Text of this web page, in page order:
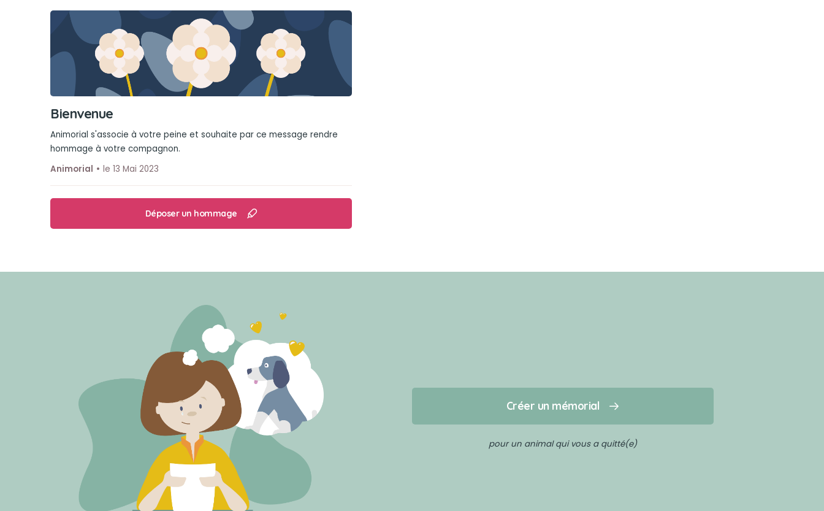
Bienvenue
Animorial s'associe à votre peine et souhaite par ce message rendre
hommage à votre compagnon.
Animorial
le 13 Mai 2023
Déposer un hommage
Créer un mémorial
pour un animal qui vous a quitté(e)